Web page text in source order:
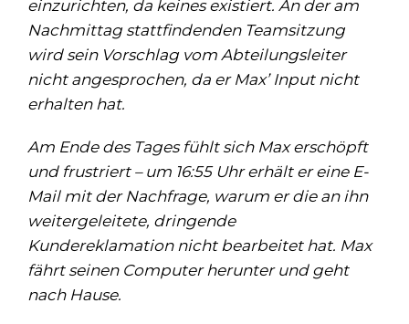
einzurichten, da keines existiert. An der am
Nachmittag stattfindenden Teamsitzung
wird sein Vorschlag vom Abteilungsleiter
nicht angesprochen, da er Max’ Input nicht
erhalten hat.
Am Ende des Tages fühlt sich Max erschöpft
und frustriert – um 16:55 Uhr erhält er eine E-
Mail mit der Nachfrage, warum er die an ihn
weitergeleitete, dringende
Kundereklamation nicht bearbeitet hat. Max
fährt seinen Computer herunter und geht
nach Hause.